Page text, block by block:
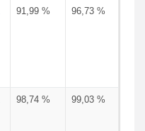
91,99 % 96,73 %
98,74 % 99,03 %